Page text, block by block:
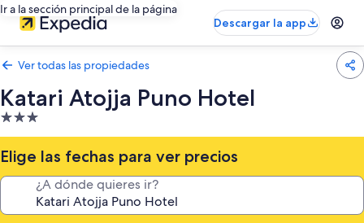
Ir a la sección principal de la página
Descargar la app
Ver todas las propiedades
Katari Atojja Puno Hotel
Propiedad
de
3.0
estrellas
Elige las fechas para ver precios
¿A dónde quieres ir?